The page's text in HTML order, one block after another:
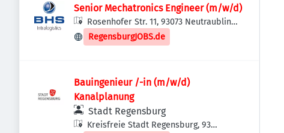
Senior Mechatronics Engineer (m/w/d)
Rosenhofer Str. 11, 93073 Neutraubling,
Deutschland
RegensburgJOBS.de
Bauingenieur /-in (m/w/d)
Kanalplanung
Stadt Regensburg
Kreisfreie Stadt Regensburg, 93